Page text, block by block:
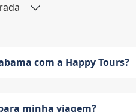
com a Happy Tours?
minha viagem?